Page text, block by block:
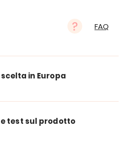
FAQ
in Europa
test sul prodotto